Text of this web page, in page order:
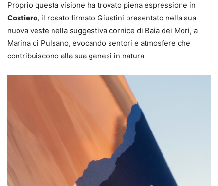
Proprio questa visione ha trovato piena espressione in
Costiero, il rosato firmato Giustini presentato nella sua
nuova veste nella suggestiva cornice di Baia dei Mori, a
Marina di Pulsano, evocando sentori e atmosfere che
contribuiscono alla sua genesi in natura.